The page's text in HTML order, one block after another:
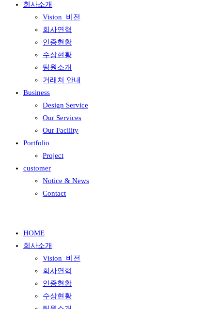
회사소개
Vision_비전
회사연혁
인증현황
수상현황
팀원소개
거래처 안내
Business
Design Service
Our Services
Our Facility
Portfolio
Project
customer
Notice & News
Contact
HOME
회사소개
Vision_비전
회사연혁
인증현황
수상현황